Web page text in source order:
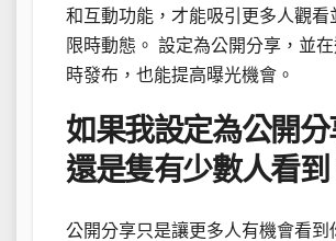
和互動功能，才能吸引更多人觀看
限時動態。 設定為公開分享，並
時發布，也能提高曝光機會。
如果我設定為公開
還是隻有少數人看到
公開分享只是讓更多人有機會看到